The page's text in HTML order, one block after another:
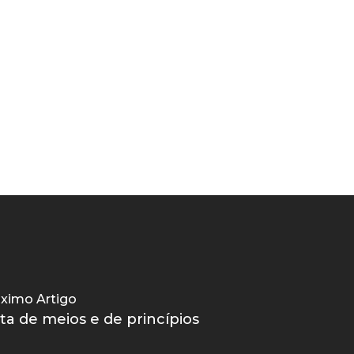
Artigo
de meios e de princípios